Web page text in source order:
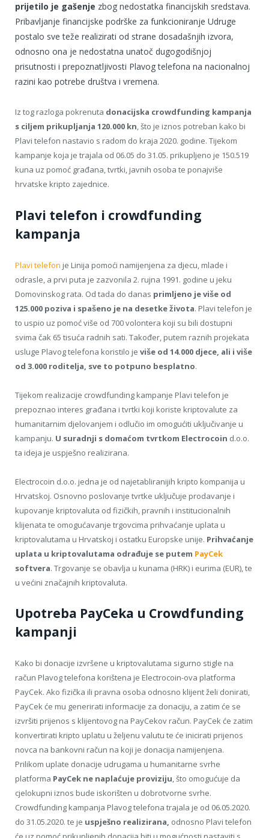
prijetilo je gašenje zbog nedostatka financijskih sredstava.
Pribavljanje financijske podrške za funkcioniranje Udruge
postalo sve teže realizirati od strane dosadašnjih izvora,
odnosno ona je nedostatna unatoč dugogodišnjoj
prisutnosti i prepoznatljivosti Plavog telefona na nacionalnoj
razini kao potrebe društva i vremena.
Iz tog razloga pokrenuta donacijska crowdfunding kampanja
s ciljem prikupljanja 120.000 kn, što je iznos potreban kako bi
Plavi telefon nastavio s radom do kraja 2020. godine. Tijekom
kampanje koja je trajala od 06.05 do 31.05. prikupljeno je 150.519
kuna uz pomoć građana, tvrtki, javnih osoba te ponajviše
hrvatske kripto zajednice.
Plavi telefon i crowdfunding
kampanja
Plavi telefon je Linija pomoći namijenjena za djecu, mlade i
odrasle, a prvi puta je zazvonila 2. rujna 1991. godine u jeku
Domovinskog rata. Od tada do danas primljeno je više od
125.000 poziva i spašeno je na desetke života. Plavi telefon je
to uspio uz pomoć više od 700 volontera koji su bili dostupni
svima čak 65 tisuća radnih sati. Također, putem raznih projekata
usluge Plavog telefona koristilo je više od 14.000 djece, ali i više
od 3.000 roditelja, sve to potpuno besplatno.
Tijekom realizacije crowdfunding kampanje Plavi telefon je
prepoznao interes građana i tvrtki koji koriste kriptovalute za
humanitarnim djelovanjem i odlučio im omogućiti uključivanje u
kampanju. U suradnji s domaćom tvrtkom Electrocoin d.o.o.
ta ideja je uspješno realizirana.
Electrocoin d.o.o. jedna je od najetabliranijih kripto kompanija u
Hrvatskoj. Osnovno poslovanje tvrtke uključuje prodavanje i
kupovanje kriptovaluta od fizičkih, pravnih i institucionalnih
klijenata te omogućavanje trgovcima prihvaćanje uplata u
kriptovalutama u Hrvatskoj i ostatku Europske unije. Prihvaćanje
uplata u kriptovalutama odrađuje se putem PayCek
softvera. Trgovanje se obavlja u kunama (HRK) i eurima (EUR), te
u većini značajnih kriptovaluta.
Upotreba PayCeka u Crowdfunding
kampanji
Kako bi donacije izvršene u kriptovalutama sigurno stigle na
račun Plavog telefona korištena je Electrocoin-ova platforma
PayCek. Ako fizička ili pravna osoba odnosno klijent želi donirati,
PayCek će mu generirati informacije za donaciju, a zatim će se
izvršiti prijenos s klijentovog na PayCekov račun. PayCek će zatim
konvertirati kripto uplatu u željenu valutu te će inicirati prijenos
novca na bankovni račun na koji je donacija namijenjena.
Prilikom uplate donacije udrugama u humanitarne svrhe
platforma PayCek ne naplaćuje proviziju, što omogućuje da
cjelokupni iznos bude iskorišten u dobrotvorne svrhe.
Crowdfunding kampanja Plavog telefona trajala je od 06.05.2020.
do 31.05.2020. te je uspješno realizirana, odnosno Plavi telefon